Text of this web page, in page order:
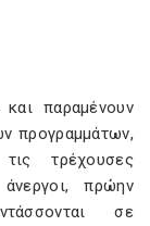
παραμένουν
προγραμμάτων,
τρέχουσες
πρώην
σε